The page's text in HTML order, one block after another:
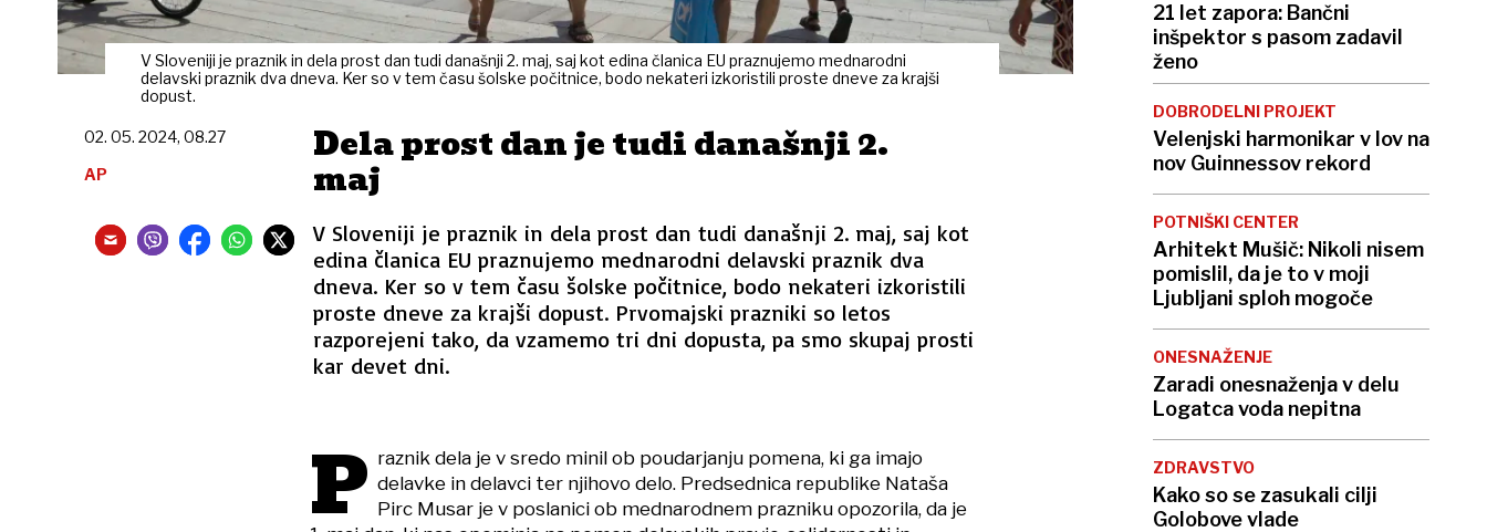
V Sloveniji je praznik in dela prost dan tudi današnji 2. maj, saj kot edina članica EU praznujemo mednarodni
delavski praznik dva dneva. Ker so v tem času šolske počitnice, bodo nekateri izkoristili proste dneve za krajši
dopust.
Dela prost dan je tudi današnji 2.
maj
V Sloveniji je praznik in dela prost dan tudi današnji 2. maj, saj kot
edina članica EU praznujemo mednarodni delavski praznik dva
dneva. Ker so v tem času šolske počitnice, bodo nekateri izkoristili
proste dneve za krajši dopust. Prvomajski prazniki so letos
razporejeni tako, da vzamemo tri dni dopusta, pa smo skupaj prosti
kar devet dni.
02. 05. 2024, 08.27
AP
P raznik dela je v sredo minil ob poudarjanju pomena, ki ga imajo
delavke in delavci ter njihovo delo. Predsednica republike Nataša
Pirc Musar je v poslanici ob mednarodnem prazniku opozorila, da je
21 let zapora: Bančni
inšpektor s pasom zadavil
ženo
DOBRODELNI PROJEKT
Velenjski harmonikar v lov na
nov Guinnessov rekord
POTNIŠKI CENTER
Arhitekt Mušič: Nikoli nisem
pomislil, da je to v moji
Ljubljani sploh mogoče
ONESNAŽENJE
Zaradi onesnaženja v delu
Logatca voda nepitna
ZDRAVSTVO
Kako so se zasukali cilji
Golobove vlade